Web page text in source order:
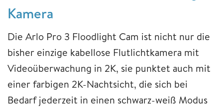
Kamera
Die Arlo Pro 3 Floodlight Cam ist nicht nur die
bisher einzige kabellose Flutlichtkamera mit
Videoüberwachung in 2K, sie punktet auch mit
einer farbigen 2K-Nachtsicht, die sich bei
Bedarf jederzeit in einen schwarz-weiß Modus